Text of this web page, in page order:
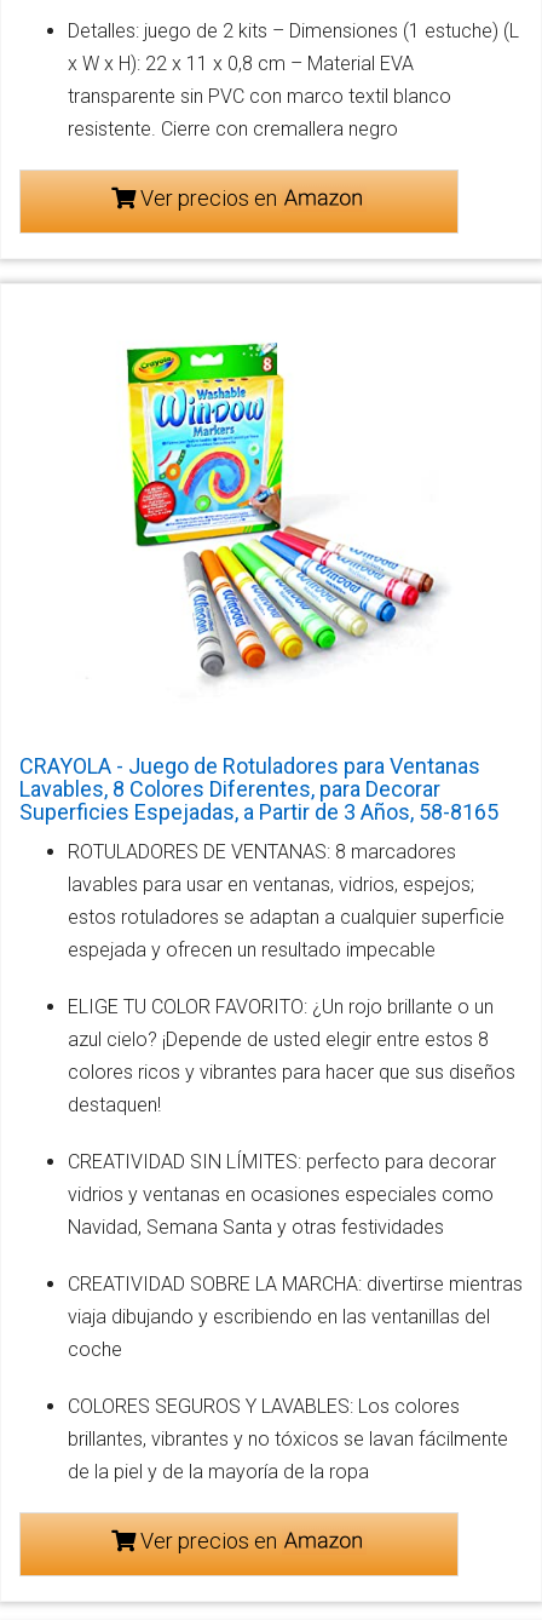
Detalles: juego de 2 kits – Dimensiones (1 estuche) (L
x W x H): 22 x 11 x 0,8 cm – Material EVA
transparente sin PVC con marco textil blanco
resistente. Cierre con cremallera negro
Ver precios en
CRAYOLA - Juego de Rotuladores para Ventanas
Lavables, 8 Colores Diferentes, para Decorar
Superficies Espejadas, a Partir de 3 Años, 58-8165
ROTULADORES DE VENTANAS: 8 marcadores
lavables para usar en ventanas, vidrios, espejos;
estos rotuladores se adaptan a cualquier superficie
espejada y ofrecen un resultado impecable
ELIGE TU COLOR FAVORITO: ¿Un rojo brillante o un
azul cielo? ¡Depende de usted elegir entre estos 8
colores ricos y vibrantes para hacer que sus diseños
destaquen!
CREATIVIDAD SIN LÍMITES: perfecto para decorar
vidrios y ventanas en ocasiones especiales como
Navidad, Semana Santa y otras festividades
CREATIVIDAD SOBRE LA MARCHA: divertirse mientras
viaja dibujando y escribiendo en las ventanillas del
coche
COLORES SEGUROS Y LAVABLES: Los colores
brillantes, vibrantes y no tóxicos se lavan fácilmente
de la piel y de la mayoría de la ropa
Ver precios en